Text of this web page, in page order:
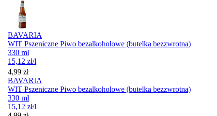
BAVARIA
WIT Pszeniczne Piwo bezalkoholowe (butelka bezzwrotna)
330 ml
15,12 zł/l
Cena
4,99 zł
BAVARIA
WIT Pszeniczne Piwo bezalkoholowe (butelka bezzwrotna)
330 ml
15,12 zł/l